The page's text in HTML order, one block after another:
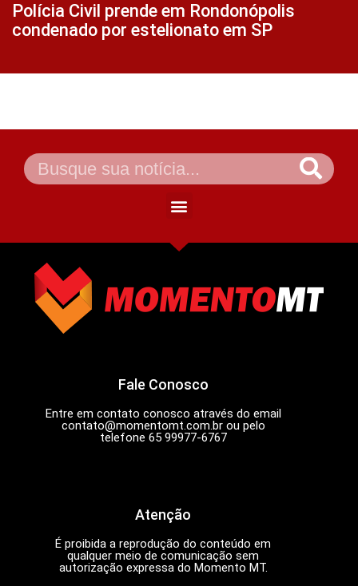
Polícia Civil prende em Rondonópolis
condenado por estelionato em SP
Fale Conosco
Entre em contato conosco através do email
contato@momentomt.com.brou pelo
telefone 65 99977-6767
Atenção
É proibida a reprodução do conteúdo em
qualquer meio de comunicação sem
autorização expressa do Momento MT.